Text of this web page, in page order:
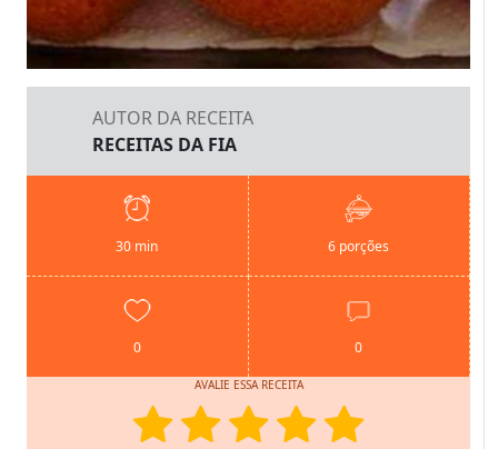
AUTOR DA RECEITA
RECEITAS DA FIA
30 min 6 porções
0 0
AVALIE ESSA RECEITA